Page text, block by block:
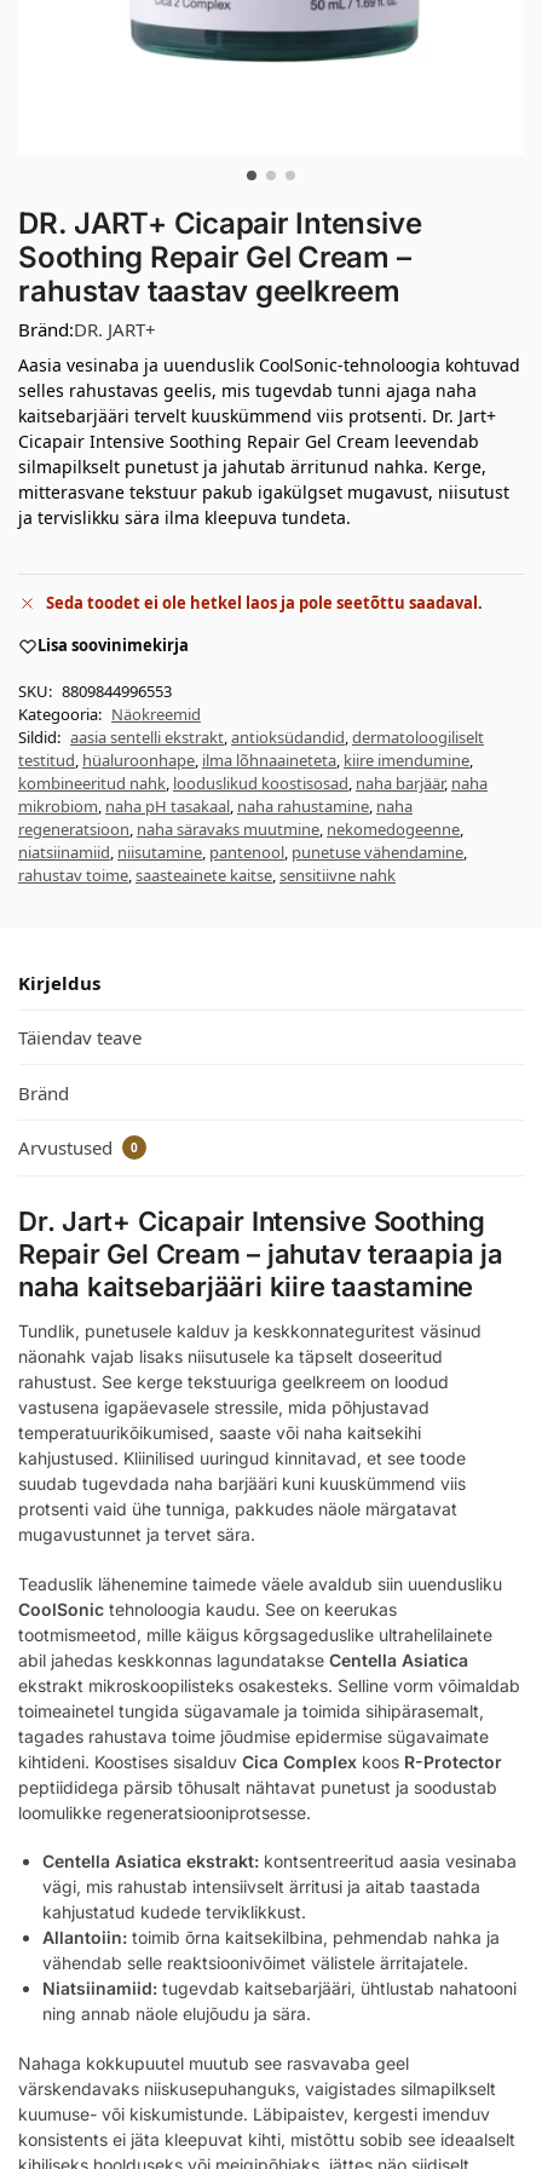
DR. JART+ Cicapair Intensive
Soothing Repair Gel Cream –
rahustav taastav geelkreem
Bränd:DR. JART+
Aasia vesinaba ja uuenduslik CoolSonic-tehnoloogia kohtuvad
selles rahustavas geelis, mis tugevdab tunni ajaga naha
kaitsebarjääri tervelt kuuskümmend viis protsenti. Dr. Jart+
Cicapair Intensive Soothing Repair Gel Cream leevendab
silmapilkselt punetust ja jahutab ärritunud nahka. Kerge,
mitterasvane tekstuur pakub igakülgset mugavust, niisutust
ja tervislikku sära ilma kleepuva tundeta.
Seda toodet ei ole hetkel laos ja pole seetõttu saadaval.
Lisa soovinimekirja
SKU: 8809844996553
Kategooria: Näokreemid
Sildid: aasia sentelli ekstrakt,antioksüdandid,dermatoloogiliselt
testitud, hüaluroonhape, ilma lõhnaaineteta, kiire imendumine,
kombineeritud nahk, looduslikud koostisosad, naha barjäär, naha
mikrobiom, naha pH tasakaal, naha rahustamine, naha
regeneratsioon, naha säravaks muutmine, nekomedogeenne,
niatsiinamiid, niisutamine, pantenool, punetuse vähendamine,
rahustav toime,saasteainete kaitse,sensitiivne nahk
Kirjeldus
Täiendav teave
Bränd
Arvustused 0
Dr. Jart+ Cicapair Intensive Soothing
Repair Gel Cream – jahutav teraapia ja
naha kaitsebarjääri kiire taastamine
Tundlik, punetusele kalduv ja keskkonnateguritest väsinud
näonahk vajab lisaks niisutusele ka täpselt doseeritud
rahustust. See kerge tekstuuriga geelkreem on loodud
vastusena igapäevasele stressile, mida põhjustavad
temperatuurikõikumised, saaste või naha kaitsekihi
kahjustused. Kliinilised uuringud kinnitavad, et see toode
suudab tugevdada naha barjääri kuni kuuskümmend viis
protsenti vaid ühe tunniga, pakkudes näole märgatavat
mugavustunnet ja tervet sära.
Teaduslik lähenemine taimede väele avaldub siin uuendusliku
CoolSonic tehnoloogia kaudu. See on keerukas
tootmismeetod, mille käigus kõrgsageduslike ultrahelilainete
abil jahedas keskkonnas lagundatakse Centella Asiatica
ekstrakt mikroskoopilisteks osakesteks. Selline vorm võimaldab
toimeainetel tungida sügavamale ja toimida sihipärasemalt,
tagades rahustava toime jõudmise epidermise sügavaimate
kihtideni. Koostises sisalduv Cica Complex koos R-Protector
peptiididega pärsib tõhusalt nähtavat punetust ja soodustab
loomulikke regeneratsiooniprotsesse.
Centella Asiatica ekstrakt: kontsentreeritud aasia vesinaba
vägi, mis rahustab intensiivselt ärritusi ja aitab taastada
kahjustatud kudede terviklikkust.
Allantoiin: toimib õrna kaitsekilbina, pehmendab nahka ja
vähendab selle reaktsioonivõimet välistele ärritajatele.
Niatsiinamiid: tugevdab kaitsebarjääri, ühtlustab nahatooni
ning annab näole elujõudu ja sära.
Nahaga kokkupuutel muutub see rasvavaba geel
värskendavaks niiskusepuhanguks, vaigistades silmapilkselt
kuumuse- või kiskumistunde. Läbipaistev, kergesti imenduv
konsistents ei jäta kleepuvat kihti, mistõttu sobib see ideaalselt
kihiliseks hoolduseks või meigipõhjaks, jättes näo siidiselt